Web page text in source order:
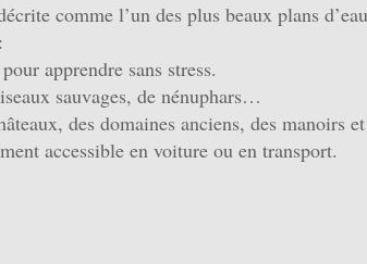
comme l’un des plus beaux plans
apprendre sans stress.
sauvages, de nénuphars…
des domaines anciens, des manoirs
accessible en voiture ou en transport.